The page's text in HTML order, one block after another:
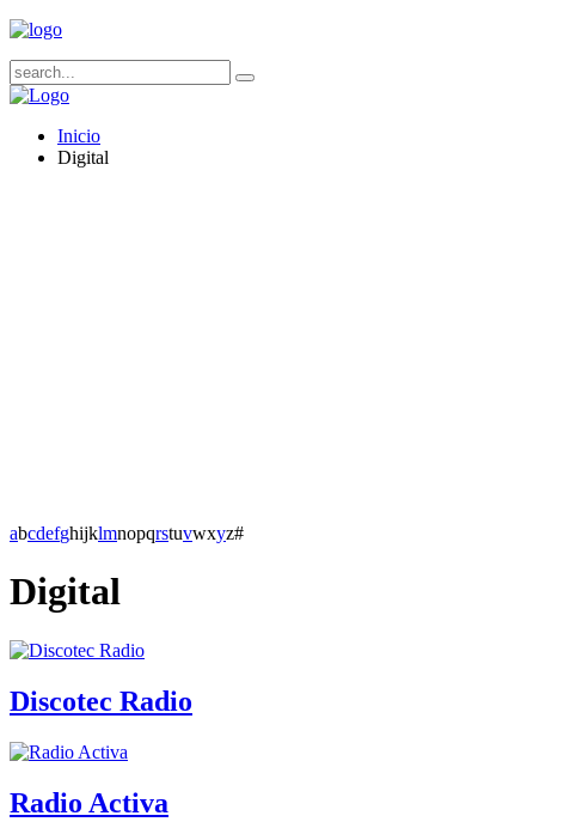
Inicio
Digital
abcdefghijklmnopqrstuvwxyz#
Digital
Discotec Radio
Radio Activa